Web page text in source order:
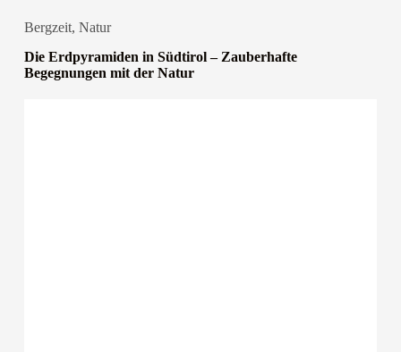
Bergzeit, Natur
Die Erdpyramiden in Südtirol – Zauberhafte
Begegnungen mit der Natur